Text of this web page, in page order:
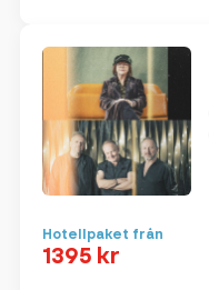
Hotellpaket från
1395 kr